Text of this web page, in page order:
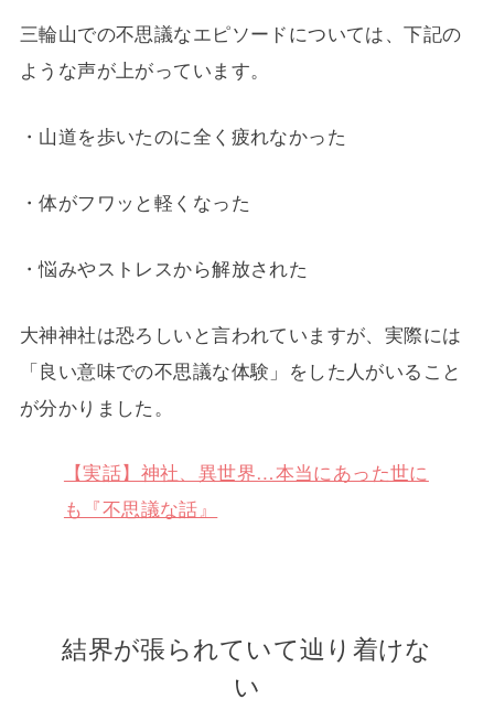
三輪山での不思議なエピソードについては、下記の
ような声が上がっています。
・山道を歩いたのに全く疲れなかった
・体がフワッと軽くなった
・悩みやストレスから解放された
大神神社は恐ろしいと言われていますが、実際には
「良い意味での不思議な体験」をした人がいること
が分かりました。
【実話】神社、異世界…本当にあった世に
も『不思議な話』
結界が張られていて辿り着けな
い